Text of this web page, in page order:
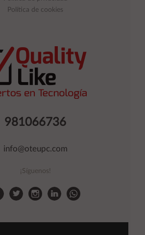
981066736
info@oteupc.com
¡Síguenos!
Política de cookies